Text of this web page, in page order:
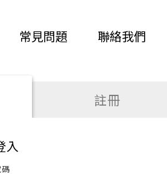
常見問題 聯絡我們
註冊
入